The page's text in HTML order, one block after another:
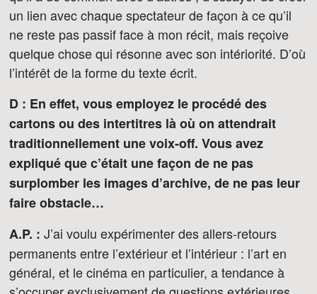
un lien avec chaque spectateur de façon à ce qu’il
ne reste pas passif face à mon récit, mais reçoive
quelque chose qui résonne avec son intériorité. D’où
l’intérêt de la forme du texte écrit.
D : En effet, vous employez le procédé des
cartons ou des intertitres là où on attendrait
traditionnellement une voix-off. Vous avez
expliqué que c’était une façon de ne pas
surplomber les images d’archive, de ne pas leur
faire obstacle…
A.P. : J’ai voulu expérimenter des allers-retours
permanents entre l’extérieur et l’intérieur : l’art en
général, et le cinéma en particulier, a tendance à